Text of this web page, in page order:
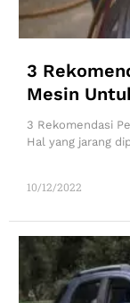
3
Mesin
10/12/2022
3 Rekomendasi
Hal yang jarang